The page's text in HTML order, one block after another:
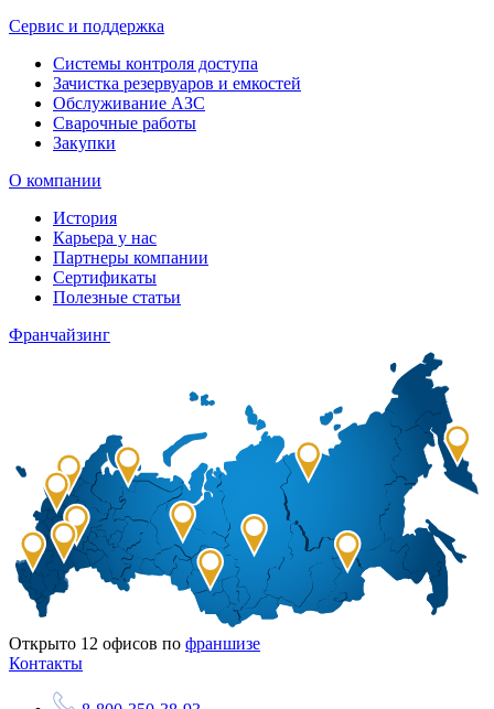
Сервис и поддержка
Системы контроля доступа
Зачистка резервуаров и емкостей
Обслуживание АЗС
Сварочные работы
Закупки
О компании
История
Карьера у нас
Партнеры компании
Сертификаты
Полезные статьи
Франчайзинг
Открыто 12 офисов по франшизе
Контакты